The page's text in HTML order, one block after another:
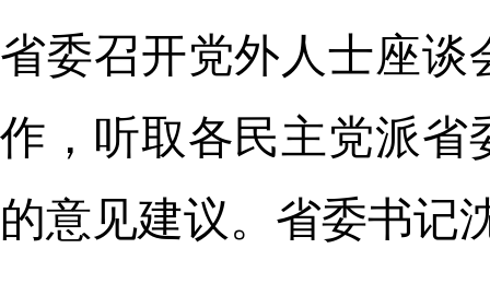
省委召开党外人士座
作，听取各民主党派省
的意见建议。省委书记